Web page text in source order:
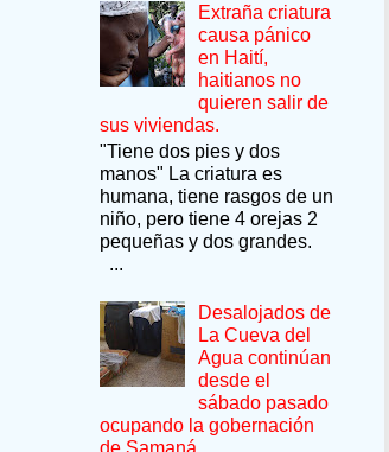
Extraña criatura
causa pánico
en Haití,
haitianos no
quieren salir de
sus viviendas.
"Tiene dos pies y dos
manos" La criatura es
humana, tiene rasgos de un
niño, pero tiene 4 orejas 2
pequeñas y dos grandes.
...
Desalojados de
La Cueva del
Agua continúan
desde el
sábado pasado
ocupando la gobernación